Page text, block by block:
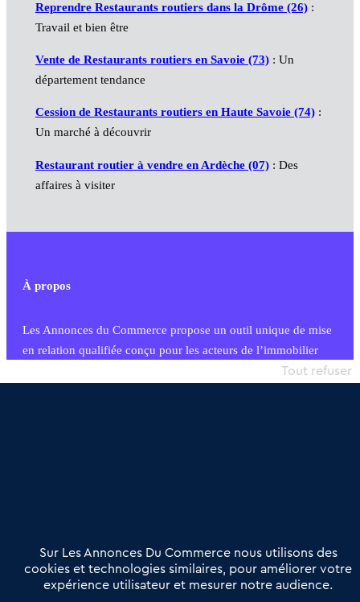
Reprendre Restaurants routiers dans la Drôme (26):
Travail et bien être
Vente de Restaurants routiers en Savoie (73): Un
département tendance
Cession de Restaurants routiers en Haute Savoie (74):
Un marché à découvrir
Restaurant routier à vendre en Ardèche (07): Des
affaires à visiter
À propos
Les Annonces du Commerce propose un outil unique de mise
en relation qualifiée conçu pour les acteurs de l’immobilier
commercial et les collectivités territoriales, simple et intégrant
Offres Pro
Actualités
Qui sommes nous ?
Derniers articles
Sur Les Annonces Du Commerce nous utilisons des
cookies et technologies similaires, pour améliorer votre
expérience utilisateur et mesurer notre audience.
Tout refuser